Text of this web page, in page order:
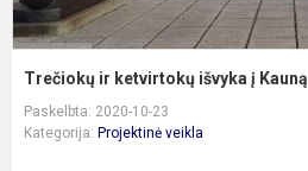
Trečiokų ir ketvirtokų išvyka į Kauną
Paskelbta: 2020-10-23
Kategorija: Projektinė veikla